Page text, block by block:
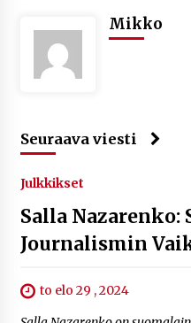
Mikko
Seuraava viesti
Julkkikset
Salla Nazarenko:
Journalismin
to elo 29 , 2024